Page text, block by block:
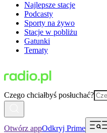
Najlepsze stacje
Podcasty
Sporty na żywo
Stacje w pobliżu
Gatunki
Tematy
Czego chciałbyś posłuchać?
Otwórz appOdkryj Prime